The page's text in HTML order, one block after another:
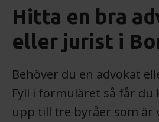
Hitta en bra
eller jurist i
Behöver du en advokat
Fyll i formuläret så får du
upp till tre byråer som är